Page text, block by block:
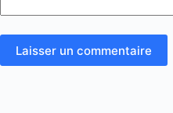
Laisser un commentaire